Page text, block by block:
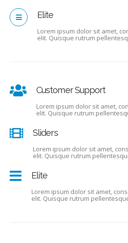
Elite
Lorem ipsum dolor sit amet,
elit. Quisque rutrum
Customer Support
Lorem ipsum dolor sit amet,
elit. Quisque rutrum
Sliders
Lorem ipsum dolor sit amet,
elit. Quisque rutrum
Elite
Lorem ipsum dolor sit amet,
elit. Quisque rutrum